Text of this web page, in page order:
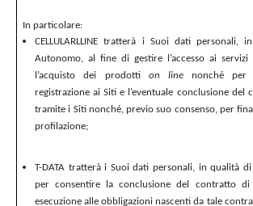
In particolare:
CELLULARLLINE tratterà i Suoi dati personali,
Autonomo, al fine di gestire l’accesso ai
l’acquisto dei prodotti on linenonché per
registrazione ai Siti e l’eventuale conclusione del
tramite i Siti nonché, previo suo consenso, per
profilazione;
T-DATA tratterà i Suoi dati personali, in qualità
per consentire la conclusione del contratto
esecuzione alle obbligazioni nascenti da tale